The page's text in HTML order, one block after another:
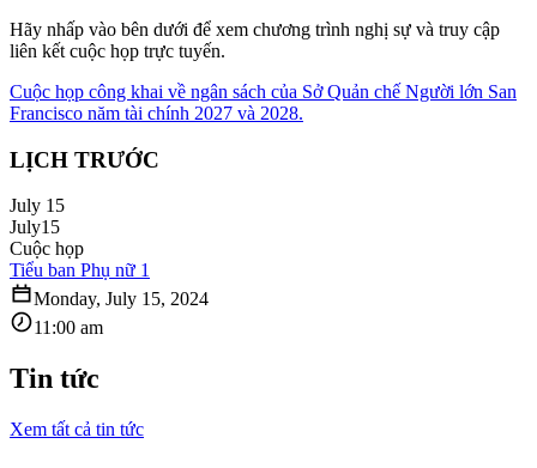
Hãy nhấp vào bên dưới để xem chương trình nghị sự và truy cập
liên kết cuộc họp trực tuyến.
Cuộc họp công khai về ngân sách của Sở Quản chế Người lớn San
Francisco năm tài chính 2027 và 2028.
LỊCH TRƯỚC
July 15
July15
Cuộc họp
Tiểu ban Phụ nữ 1
Monday, July 15, 2024
11:00 am
Tin tức
Xem tất cả tin tức